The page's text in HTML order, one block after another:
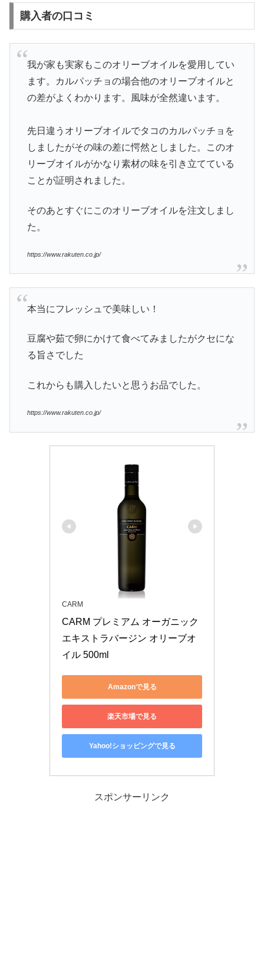
購入者の口コミ
我が家も実家もこのオリーブオイルを愛用してい
ます。カルパッチョの場合他のオリーブオイルと
の差がよくわかります。風味が全然違います。
先日違うオリーブオイルでタコのカルパッチョを
しましたがその味の差に愕然としました。このオ
リーブオイルがかなり素材の味を引き立てている
ことが証明されました。
そのあとすぐにこのオリーブオイルを注文しまし
た。
https://www.rakuten.co.jp/
本当にフレッシュで美味しい！
豆腐や茹で卵にかけて食べてみましたがクセにな
る旨さでした
これからも購入したいと思うお品でした。
https://www.rakuten.co.jp/
CARM
CARM プレミアム オーガニック
エキストラバージン オリーブオ
イル 500ml
Amazonで見る
楽天市場で見る
Yahoo!ショッピングで見る
スポンサーリンク